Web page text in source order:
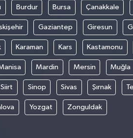
Burdur Bursa Çanakkale
Gaziantep Giresun
Karaman Kars Kastamonu
Mardin Mersin Muğla
Siirt Sinop Sivas Şırnak
Yozgat Zonguldak